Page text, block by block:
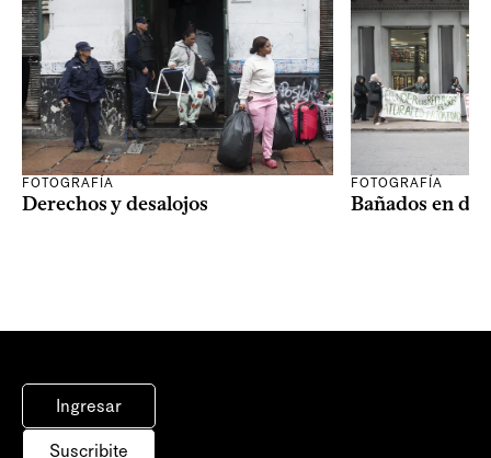
FOTOGRAFÍA
Derechos y desalojos
FOTOGRAFÍA
Bañados en
Ingresar
Suscribite